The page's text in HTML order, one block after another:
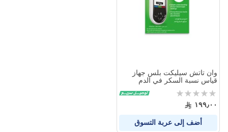
وان تاتش سيليكت بلس جهاز
قياس نسبة السكر في الدم
Rating:
١٩٩٫٠٠
أضف إلى عربة التسوق